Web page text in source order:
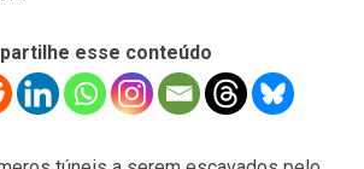
esse conteúdo